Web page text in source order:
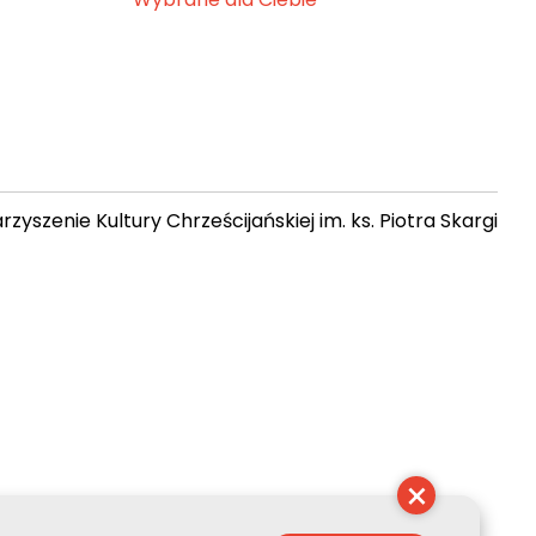
Kultury Chrześcijańskiej im. ks. Piotra Skargi
×